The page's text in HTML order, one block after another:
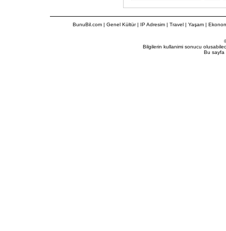
BunuBil.com| Genel Kültür| IP Adresim| Travel| Yaşam |
Bilgilerin kullanimi sonucu
Bu sayfa